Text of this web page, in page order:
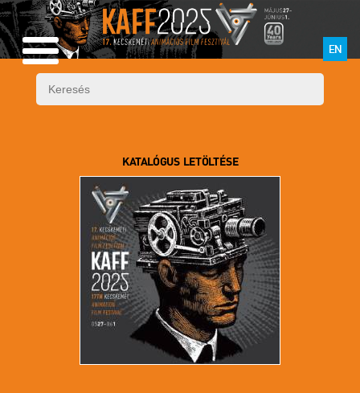
EN
KATALÓGUS LETÖLTÉSE